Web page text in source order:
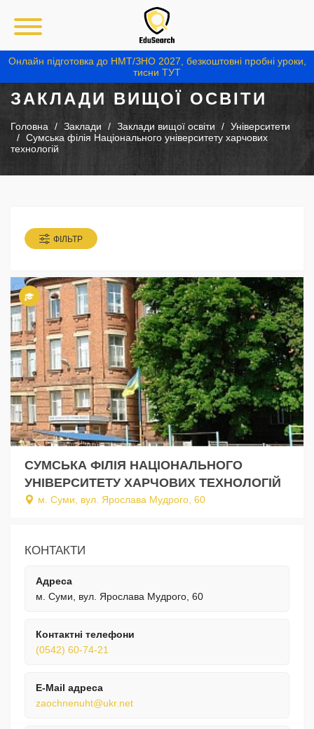
Онлайн підготовка до НМТ/ЗНО 2027, безкоштовні пробні уроки,
тисни ТУТ
ЗАКЛАДИ ВИЩОЇ ОСВІТИ
Головна Заклади Заклади вищої освіти
Університети
Сумська філія Національного університету харчових
технологій
ФІЛЬТР
СУМСЬКА ФІЛІЯ НАЦІОНАЛЬНОГО
УНІВЕРСИТЕТУ ХАРЧОВИХ ТЕХНОЛОГІЙ
м. Суми, вул. Ярослава Мудрого, 60
КОНТАКТИ
Адреса
м. Суми, вул. Ярослава Мудрого, 60
Контактні телефони
(0542) 60-74-21
E-Mail адреса
zaochnenuht@ukr.net